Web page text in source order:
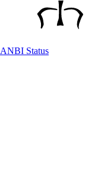
ANBI Status